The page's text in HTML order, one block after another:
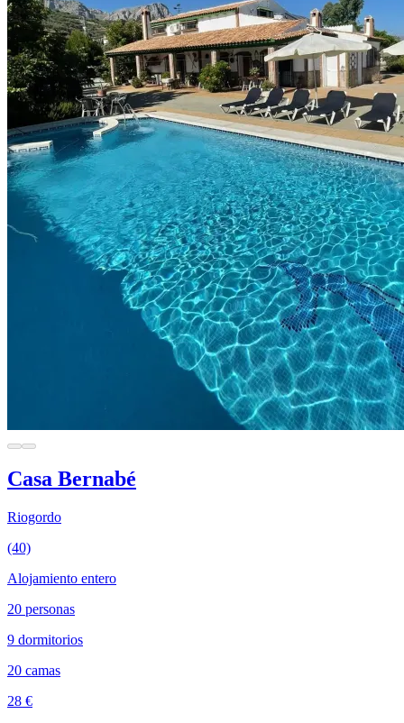
Casa Bernabé
Riogordo
(40)
Alojamiento entero
20 personas
9 dormitorios
20 camas
28 €